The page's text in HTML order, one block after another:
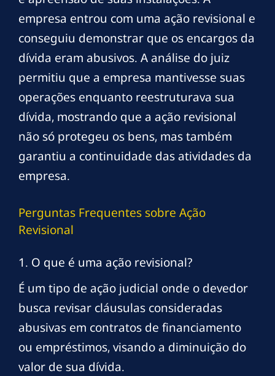
empresa entrou com uma ação revisional e
conseguiu demonstrar que os encargos da
dívida eram abusivos. A análise do juiz
permitiu que a empresa mantivesse suas
operações enquanto reestruturava sua
dívida, mostrando que a ação revisional
não só protegeu os bens, mas também
garantiu a continuidade das atividades da
empresa.
Perguntas Frequentes sobre Ação
Revisional
1. O que é uma ação revisional?
É um tipo de ação judicial onde o devedor
busca revisar cláusulas consideradas
abusivas em contratos de financiamento
ou empréstimos, visando a diminuição do
valor de sua dívida.